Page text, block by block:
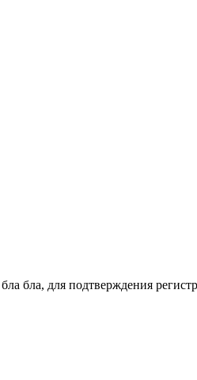
бла, для подтверждения